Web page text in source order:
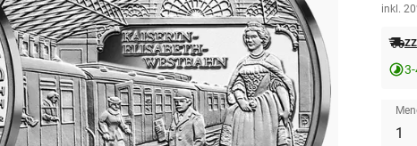
inkl.